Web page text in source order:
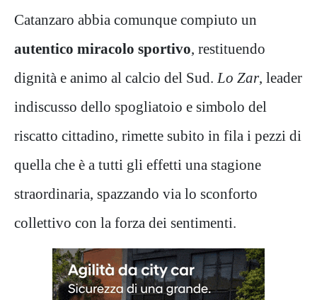
Catanzaro abbia comunque compiuto un
autentico miracolo sportivo, restituendo
dignità e animo al calcio del Sud. Lo Zar, leader
indiscusso dello spogliatoio e simbolo del
riscatto cittadino, rimette subito in fila i pezzi di
quella che è a tutti gli effetti una stagione
straordinaria, spazzando via lo sconforto
collettivo con la forza dei sentimenti.